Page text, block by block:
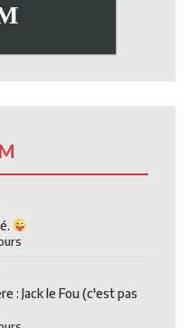
: Jack le Fou (c'est pas